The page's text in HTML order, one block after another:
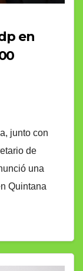
en
junto con
de
una
Quintana